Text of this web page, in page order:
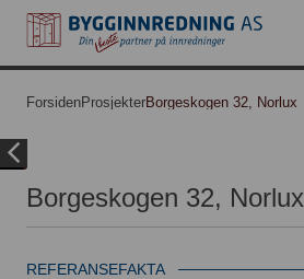
ForsidenProsjekterBorgeskogen 32, Norlux
Borgeskogen 32, Norlux
REFERANSEFAKTA